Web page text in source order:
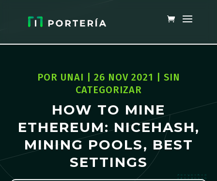
POR UNAI 26 NOV 2021
SIN
CATEGORIZAR
HOW TO MINE
ETHEREUM: NICEHASH,
MINING POOLS, BEST
SETTINGS